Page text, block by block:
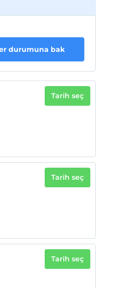
durumuna bak
Tarih seç
Tarih seç
Tarih seç